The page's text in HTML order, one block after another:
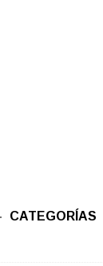
CATEGORÍAS